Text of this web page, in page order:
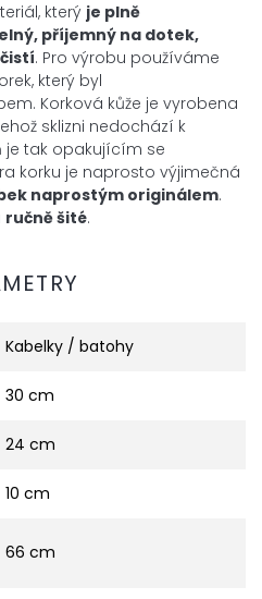
který je plně
příjemný na dotek,
. Pro výrobu používáme
který byl
Korková kůže je vyrobena
sklizni nedochází k
je tak opakujícím se
korku je naprosto výjimečná
naprostým originálem.
ručně šité.
Kabelky / batohy
30 cm
24 cm
10 cm
66 cm